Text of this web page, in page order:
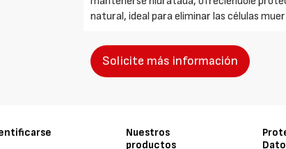
natural, ideal para eliminar las células
Solicite más información
Nuestros
productos